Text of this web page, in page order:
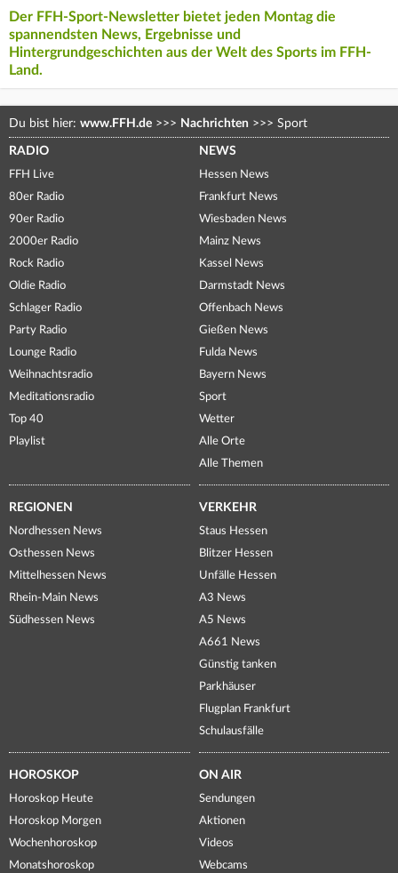
Der FFH-Sport-Newsletter bietet jeden Montag die
spannendsten News, Ergebnisse und
Hintergrundgeschichten aus der Welt des Sports im FFH-
Land.
Du bist hier: www.FFH.de >>> Nachrichten >>> Sport
RADIO
FFH Live
80er Radio
90er Radio
2000er Radio
Rock Radio
Oldie Radio
Schlager Radio
Party Radio
Lounge Radio
Weihnachtsradio
Meditationsradio
Top 40
Playlist
NEWS
Hessen News
Frankfurt News
Wiesbaden News
Mainz News
Kassel News
Darmstadt News
Offenbach News
Gießen News
Fulda News
Bayern News
Sport
Wetter
Alle Orte
Alle Themen
REGIONEN
Nordhessen News
Osthessen News
Mittelhessen News
Rhein-Main News
Südhessen News
VERKEHR
Staus Hessen
Blitzer Hessen
Unfälle Hessen
A3 News
A5 News
A661 News
Günstig tanken
Parkhäuser
Flugplan Frankfurt
Schulausfälle
HOROSKOP
Horoskop Heute
Horoskop Morgen
Wochenhoroskop
Monatshoroskop
ON AIR
Sendungen
Aktionen
Videos
Webcams